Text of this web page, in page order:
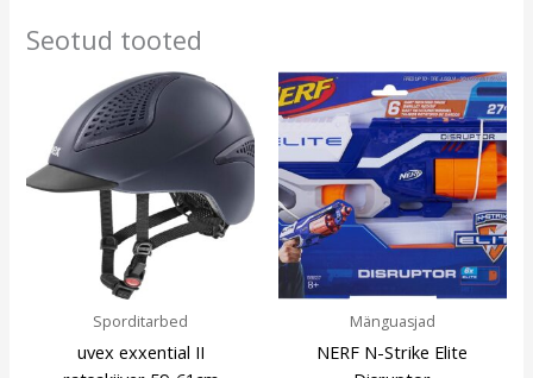
Seotud tooted
Sporditarbed
uvex exxential II
Mänguasjad
NERF N-Strike Elite